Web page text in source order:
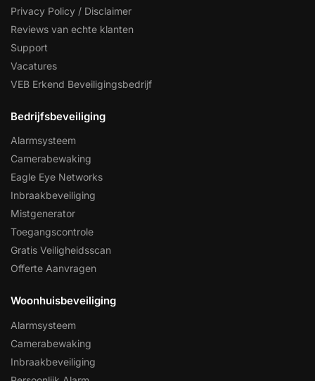
Privacy Policy / Disclaimer
Reviews van echte klanten
Support
Vacatures
VEB Erkend Beveiligingsbedrijf
Bedrijfsbeveiliging
Alarmsysteem
Camerabewaking
Eagle Eye Networks
Inbraakbeveiliging
Mistgenerator
Toegangscontrole
Gratis Veiligheidsscan
Offerte Aanvragen
Woonhuisbeveiliging
Alarmsysteem
Camerabewaking
Inbraakbeveiliging